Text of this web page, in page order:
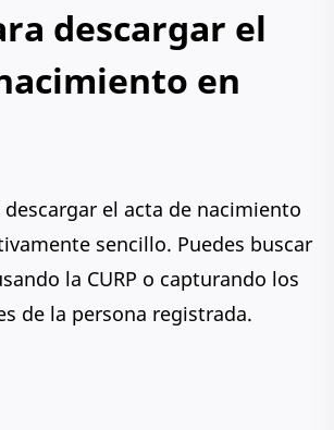
descargar el
en
descargar el acta de nacimiento
sencillo. Puedes buscar
la CURP o capturando los
de la persona registrada.